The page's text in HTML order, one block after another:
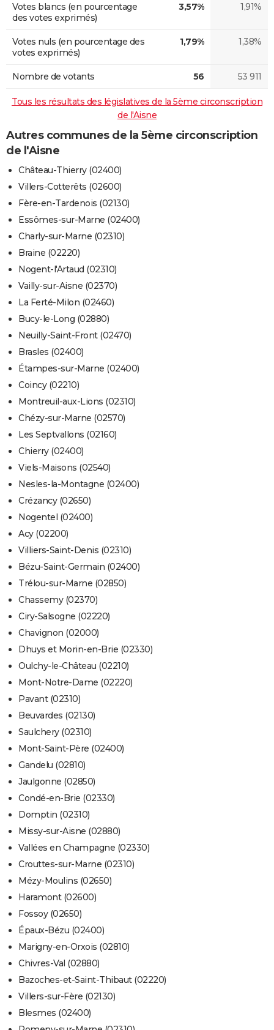
Votes blancs (en pourcentage
des votes exprimés)
3,57% 1,91%
Votes nuls (en pourcentage des
votes exprimés)
1,79% 1,38%
Nombre de votants 56 53 911
Tous les résultats des législatives de la 5ème circonscription
de l'Aisne
Autres communes de la 5ème circonscription
de l'Aisne
Château-Thierry (02400)
Villers-Cotterêts (02600)
Fère-en-Tardenois (02130)
Essômes-sur-Marne (02400)
Charly-sur-Marne (02310)
Braine (02220)
Nogent-l'Artaud (02310)
Vailly-sur-Aisne (02370)
La Ferté-Milon (02460)
Bucy-le-Long (02880)
Neuilly-Saint-Front (02470)
Brasles (02400)
Étampes-sur-Marne (02400)
Coincy (02210)
Montreuil-aux-Lions (02310)
Chézy-sur-Marne (02570)
Les Septvallons (02160)
Chierry (02400)
Viels-Maisons (02540)
Nesles-la-Montagne (02400)
Crézancy (02650)
Nogentel (02400)
Acy (02200)
Villiers-Saint-Denis (02310)
Bézu-Saint-Germain (02400)
Trélou-sur-Marne (02850)
Chassemy (02370)
Ciry-Salsogne (02220)
Chavignon (02000)
Dhuys et Morin-en-Brie (02330)
Oulchy-le-Château (02210)
Mont-Notre-Dame (02220)
Pavant (02310)
Beuvardes (02130)
Saulchery (02310)
Mont-Saint-Père (02400)
Gandelu (02810)
Jaulgonne (02850)
Condé-en-Brie (02330)
Domptin (02310)
Missy-sur-Aisne (02880)
Vallées en Champagne (02330)
Crouttes-sur-Marne (02310)
Mézy-Moulins (02650)
Haramont (02600)
Fossoy (02650)
Épaux-Bézu (02400)
Marigny-en-Orxois (02810)
Chivres-Val (02880)
Bazoches-et-Saint-Thibaut (02220)
Villers-sur-Fère (02130)
Blesmes (02400)